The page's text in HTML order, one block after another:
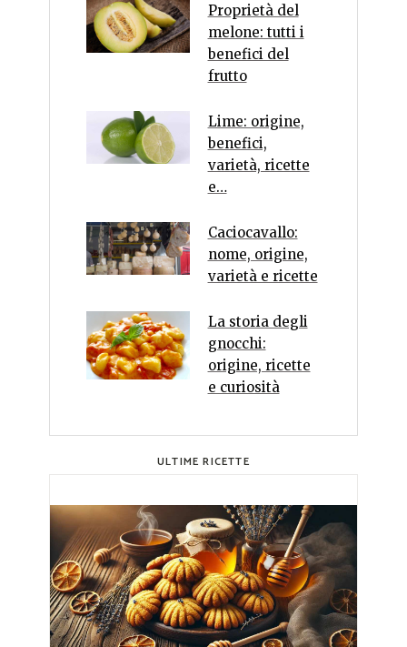
Proprietà del
melone: tutti i
benefici del
frutto
Lime: origine,
benefici,
varietà, ricette
e…
Caciocavallo:
nome, origine,
varietà e ricette
La storia degli
gnocchi:
origine, ricette
e curiosità
ULTIME RICETTE